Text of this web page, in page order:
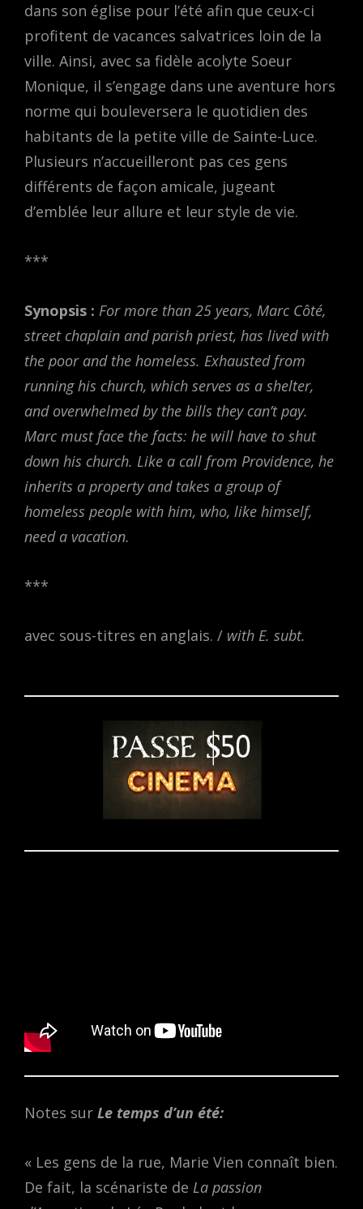
dans son église pour l’été afin que ceux-ci
profitent de vacances salvatrices loin de la
ville. Ainsi, avec sa fidèle acolyte Soeur
Monique, il s’engage dans une aventure hors
norme qui bouleversera le quotidien des
habitants de la petite ville de Sainte-Luce.
Plusieurs n’accueilleront pas ces gens
différents de façon amicale, jugeant
d’emblée leur allure et leur style de vie.
***
Synopsis : For more than 25 years, Marc Côté,
street chaplain and parish priest, has lived with
the poor and the homeless. Exhausted from
running his church, which serves as a shelter,
and overwhelmed by the bills they can’t pay.
Marc must face the facts: he will have to shut
down his church. Like a call from Providence, he
inherits a property and takes a group of
homeless people with him, who, like himself,
need a vacation.
***
avec sous-titres en anglais. / with E. subt.
Notes sur Le temps d’un été:
« Les gens de la rue, Marie Vien connaît bien.
De fait, la scénariste de La passion